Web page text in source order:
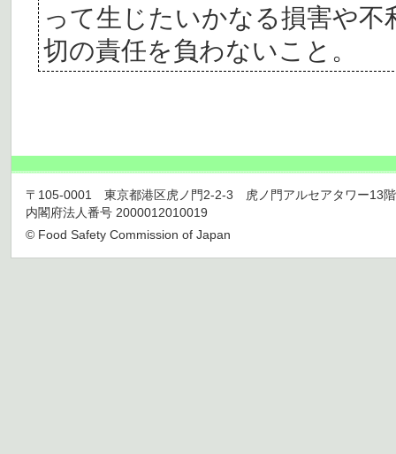
って生じたいかなる損害や
切の責任を負わないこと。
〒105-0001 東京都港区虎ノ門2-2-3 虎ノ門アルセアタワー13
内閣府法人番号 2000012010019
© Food Safety Commission of Japan